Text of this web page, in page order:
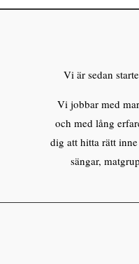
Vi är sedan
Vi jobbar med
och med lång
dig att hitta rätt
sängar,